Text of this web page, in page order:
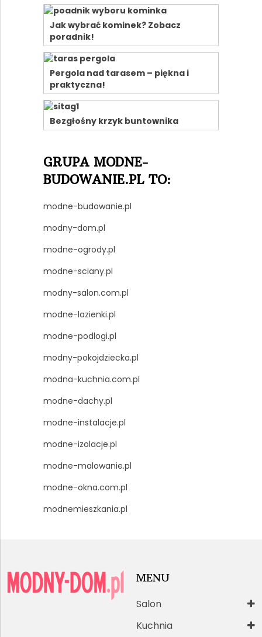
Jak wybrać kominek? Zobacz
poradnik!
Pergola nad tarasem – piękna i
praktyczna!
Bezgłośny krzyk buntownika
GRUPA MODNE-
BUDOWANIE.PL TO:
modne-budowanie.pl
modny-dom.pl
modne-ogrody.pl
modne-sciany.pl
modny-salon.com.pl
modne-lazienki.pl
modne-podlogi.pl
modny-pokojdziecka.pl
modna-kuchnia.com.pl
modne-dachy.pl
modne-instalacje.pl
modne-izolacje.pl
modne-malowanie.pl
modne-okna.com.pl
modnemieszkania.pl
MENU
Salon
Kuchnia